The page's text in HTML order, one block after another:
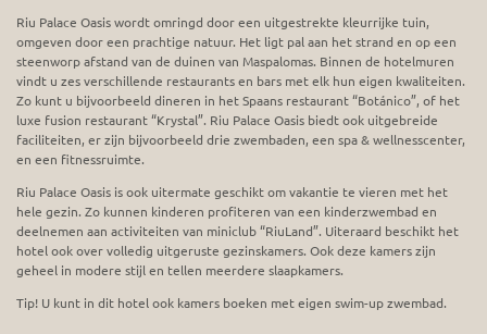
Riu Palace Oasis wordt omringd door een uitgestrekte kleurrijke tuin,
omgeven door een prachtige natuur. Het ligt pal aan het strand en op een
steenworp afstand van de duinen van Maspalomas. Binnen de hotelmuren
vindt u zes verschillende restaurants en bars met elk hun eigen kwaliteiten.
Zo kunt u bijvoorbeeld dineren in het Spaans restaurant “Botánico”, of het
luxe fusion restaurant “Krystal”. Riu Palace Oasis biedt ook uitgebreide
faciliteiten, er zijn bijvoorbeeld drie zwembaden, een spa & wellnesscenter,
en een fitnessruimte.
Riu Palace Oasis is ook uitermate geschikt om vakantie te vieren met het
hele gezin. Zo kunnen kinderen profiteren van een kinderzwembad en
deelnemen aan activiteiten van miniclub “RiuLand”. Uiteraard beschikt het
hotel ook over volledig uitgeruste gezinskamers. Ook deze kamers zijn
geheel in modere stijl en tellen meerdere slaapkamers.
Tip! U kunt in dit hotel ook kamers boeken met eigen swim-up zwembad.